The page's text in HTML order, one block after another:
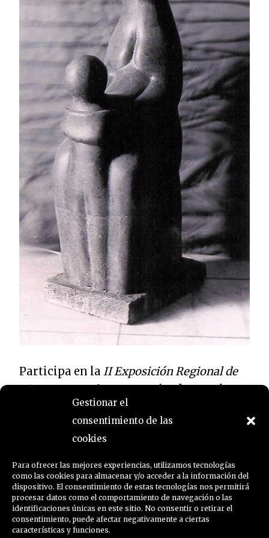
Gestionar el
consentimiento de las
cookies
Para ofrecer las mejores experiencias, utilizamos tecnologías
como las cookies para almacenar y/o acceder a la información del
dispositivo. El consentimiento de estas tecnologías nos permitirá
procesar datos como el comportamiento de navegación o las
identificaciones únicas en este sitio. No consentir o retirar el
consentimiento, puede afectar negativamente a ciertas
características y funciones.
Participa en la II Exposición Regional de
Pintura y Escultura, organizada por el
Ayuntamiento de Santa Cruz de Tenerife.
Obtiene el Premio de Honor por
Maternidad.
←Timeline Stories